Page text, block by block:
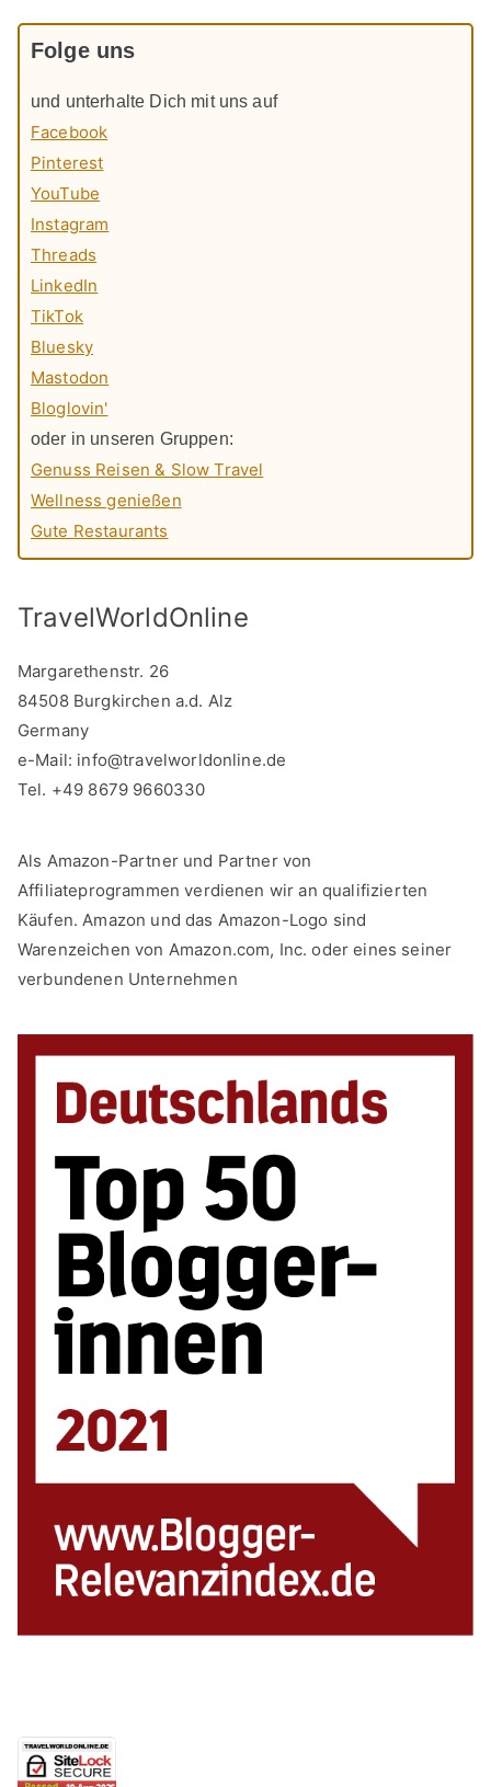
Folge uns
und unterhalte Dich mit uns auf
Facebook
Pinterest
YouTube
Instagram
Threads
LinkedIn
TikTok
Bluesky
Mastodon
Bloglovin'
oder in unseren Gruppen:
Genuss Reisen & Slow Travel
Wellness genießen
Gute Restaurants
TravelWorldOnline
Margarethenstr. 26
84508 Burgkirchen a.d. Alz
Germany
e-Mail: info@travelworldonline.de
Tel. +49 8679 9660330
Als Amazon-Partner und Partner von
Affiliateprogrammen verdienen wir an qualifizierten
Käufen. Amazon und das Amazon-Logo sind
Warenzeichen von Amazon.com, Inc. oder eines seiner
verbundenen Unternehmen